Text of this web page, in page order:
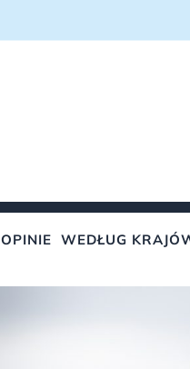
OPINIE WEDŁUG